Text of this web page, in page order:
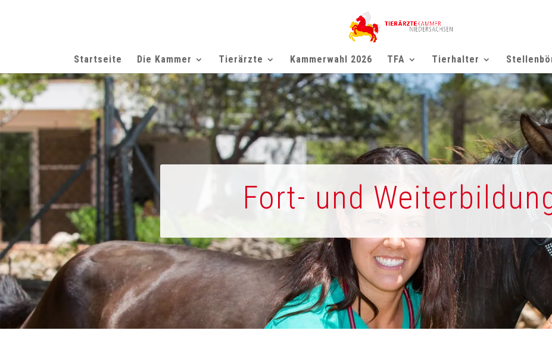
Startseite Die Kammer Tierärzte Kammerwahl 2026 TFA Tierhalter
Fort- und